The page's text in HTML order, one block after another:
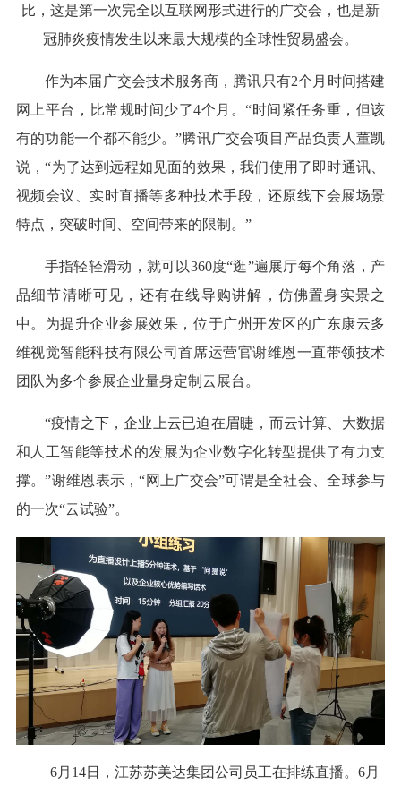
比，这是第一次完全以互联网形式进行的广交会，也是新
冠肺炎疫情发生以来最大规模的全球性贸易盛会。
作为本届广交会技术服务商，腾讯只有2个月时间搭建
网上平台，比常规时间少了4个月。“时间紧任务重，但该
有的功能一个都不能少。”腾讯广交会项目产品负责人董凯
说，“为了达到远程如见面的效果，我们使用了即时通讯、
视频会议、实时直播等多种技术手段，还原线下会展场景
特点，突破时间、空间带来的限制。”
手指轻轻滑动，就可以360度“逛”遍展厅每个角落，产
品细节清晰可见，还有在线导购讲解，仿佛置身实景之
中。为提升企业参展效果，位于广州开发区的广东康云多
维视觉智能科技有限公司首席运营官谢维恩一直带领技术
团队为多个参展企业量身定制云展台。
“疫情之下，企业上云已迫在眉睫，而云计算、大数据
和人工智能等技术的发展为企业数字化转型提供了有力支
撑。”谢维恩表示，“网上广交会”可谓是全社会、全球参与
的一次“云试验”。
6月14日，江苏苏美达集团公司员工在排练直播。6月